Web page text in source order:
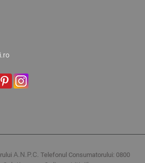
A.N.P.C. Telefonul Consumatorului: 0800